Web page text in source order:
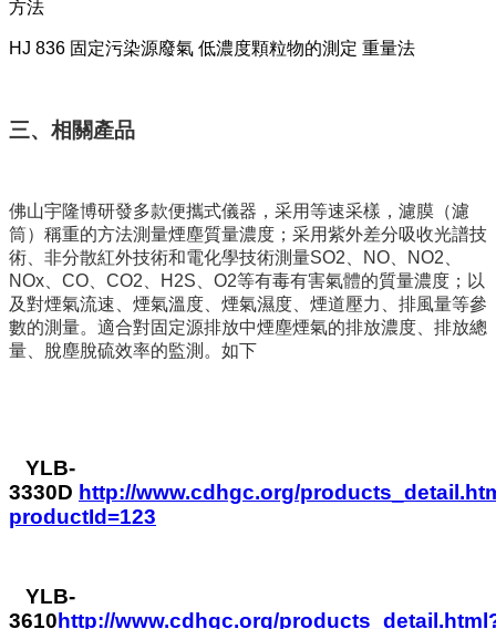
方法
HJ 836 固定污染源廢氣 低濃度顆粒物的測定 重量法
三、相關產品
佛山宇隆博研發多款便攜式儀器，采用等速采樣，濾膜（濾
筒）稱重的方法測量煙塵質量濃度；采用紫外差分吸收光譜技
術、非分散紅外技術和電化學技術測量SO2、NO、NO2、
NOx、CO、CO2、H2S、O2等有毒有害氣體的質量濃度；以
及對煙氣流速、煙氣溫度、煙氣濕度、煙道壓力、排風量等參
數的測量。適合對固定源排放中煙塵煙氣的排放濃度、排放總
量、脫塵脫硫效率的監測。如下
YLB-
3330D http://www.cdhgc.org/
productId=123
YLB-
3610http://www.cdhgc.org/